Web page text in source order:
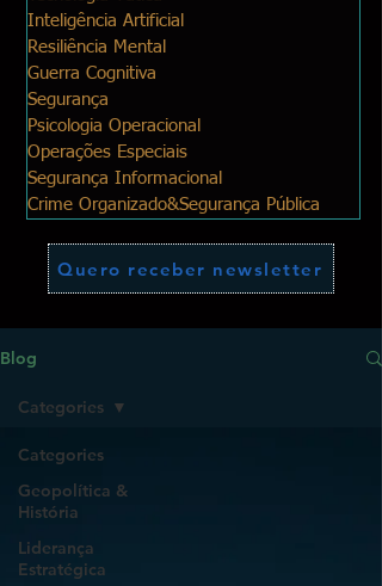
Inteligência Artificial
Resiliência Mental
Guerra Cognitiva
Segurança
Psicologia Operacional
Operações Especiais
Segurança Informacional
Crime Organizado&Segurança Pública
Quero receber newsletter
Blog
Categories
Geopolítica &
História
Liderança
Estratégica
Categories